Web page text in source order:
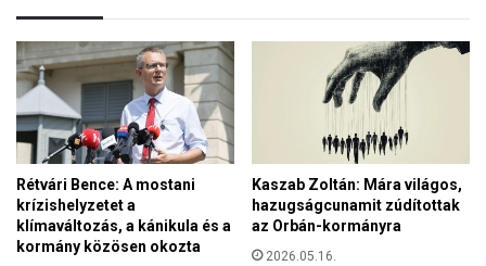
Rétvári Bence: A mostani
krízishelyzetet a
klímaváltozás, a kánikula és a
kormány közösen okozta
Kaszab Zoltán: Mára világos,
hazugságcunamit zúdítottak
az Orbán-kormányra
2026.05.16.